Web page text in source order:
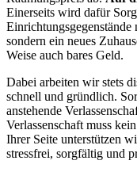
Einerseits wird dafür
Einrichtungsgegenstände
sondern ein neues
Weise auch bares Geld.
Dabei arbeiten wir stets
schnell und gründlich.
anstehende
Verlassenschaft muss
Ihrer Seite unterstützen
stressfrei, sorgfältig und